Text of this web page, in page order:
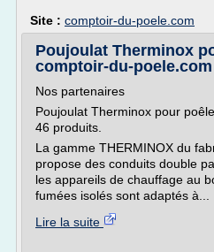
Site : comptoir-du-poele.com
Poujoulat Therminox
comptoir-du-poele.com
Nos partenaires
Poujoulat Therminox pour
46 produits.
La gamme THERMINOX du
propose des conduits double
les appareils de chauffage au
fumées isolés sont adaptés à...
Lire la suite